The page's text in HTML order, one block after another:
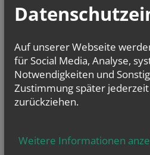
Das war großartig! Gleich 18 als Stern-
Jungs sind der Einladung des
dem Jahresschluss-dankgottesdienst
Dreikönigs-aktion zu holen. Die
Auf unserer Webseite
für Social Media, Analyse,
Notwendigkeiten und
Zustimmung später
zurückziehen.
Weitere Informationen